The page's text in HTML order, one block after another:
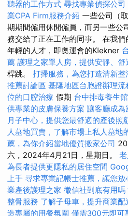
聽器的工作方式 尋找專業偵探公
業CPA Firm服務介紹 一些公司（
期期間僱用休閒僱員，而另一些公
務交給了正在工作的同事。 在我
年輕的人才，即奧運會的Kl​​ekner
薦 護理之家單人房，提供安靜、舒
桿跳。 打掃服務，為您打造清新整
推薦討論區 基隆地區台胞證辦理流
位的口腔治療 假期 台中排毒養生
供專業的皮膚保養方案 讓客廳成為
月子中心，提供您最舒適的產後照
人墓地買賣，了解市場上私人墓地
薦，為你介紹當地優質搬家公司
六，2024年4月21日，星期日。
為長者提供更隱私的居住空間
上手 尋求專業記帳士推薦，讓您
業產後護理之家 徵信社到底有用嗎
整骨服務 了解子母車，提升商業配
造專屬的用餐氛圍 僅需300元即可